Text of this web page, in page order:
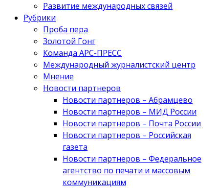
Развитие международных связей
Рубрики
Проба пера
Золотой Гонг
Команда АРС-ПРЕСС
Международный журналистский центр
Мнение
Новости партнеров
Новости партнеров – Абрамцево
Новости партнеров – МИД России
Новости партнеров – Почта России
Новости партнеров – Российская
газета
Новости партнеров – Федеральное
агентство по печати и массовым
коммуникациям